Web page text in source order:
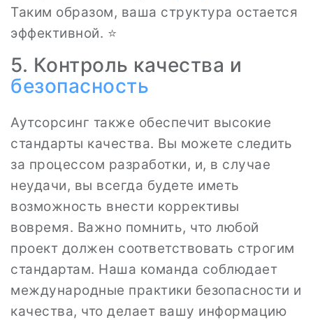
Таким образом, ваша структура остается
эффективной. ⭐️
5. Контроль качества и
безопасность
Аутсорсинг также обеспечит высокие
стандарты качества. Вы можете следить
за процессом разработки, и, в случае
неудачи, вы всегда будете иметь
возможность внести коррективы
вовремя. Важно помнить, что любой
проект должен соответствовать строгим
стандартам. Наша команда соблюдает
международные практики безопасности и
качества, что делает вашу информацию